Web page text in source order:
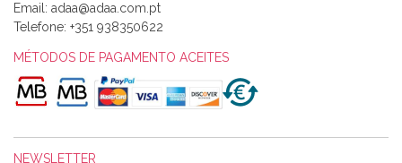
Alexandra Morais
Olá boa Noite. Os meus tecidos chegaram hoje. Muito
obrigada pelo miminho que dá um jeitaço pras minhas linhas
de bordar e não sei o que pões nos tecidos, mas que cheiram
maravilhosamente ... cheiram! :) Muito Obrigada.
Email:
Telefone: +351 938350622
MÉTODOS DE PAGAMENTO ACEITES
NEWSLETTER